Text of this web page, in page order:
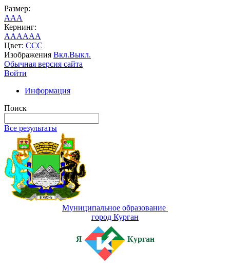
Размер:
AAA
Кернинг:
AAAAAA
Цвет: CCC
Изображения Вкл.Выкл.
Обычная версия сайта
Войти
Информация
Поиск
Все результаты
Муниципальное образование
город Курган
Я Курган